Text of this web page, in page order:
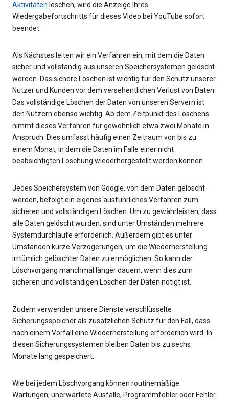
Aktivitäten löschen, wird die Anzeige Ihres
Wiedergabefortschritts für dieses Video bei YouTube sofort
beendet.
Als Nächstes leiten wir ein Verfahren ein, mit dem die Daten
sicher und vollständig aus unseren Speichersystemen gelöscht
werden. Das sichere Löschen ist wichtig für den Schutz unserer
Nutzer und Kunden vor dem versehentlichen Verlust von Daten.
Das vollständige Löschen der Daten von unseren Servern ist
den Nutzern ebenso wichtig. Ab dem Zeitpunkt des Löschens
nimmt dieses Verfahren für gewöhnlich etwa zwei Monate in
Anspruch. Dies umfasst häufig einen Zeitraum von bis zu
einem Monat, in dem die Daten im Falle einer nicht
beabsichtigten Löschung wiederhergestellt werden können.
Jedes Speichersystem von Google, von dem Daten gelöscht
werden, befolgt ein eigenes ausführliches Verfahren zum
sicheren und vollständigen Löschen. Um zu gewährleisten, dass
alle Daten gelöscht wurden, sind unter Umständen mehrere
Systemdurchläufe erforderlich. Außerdem gibt es unter
Umständen kurze Verzögerungen, um die Wiederherstellung
irrtümlich gelöschter Daten zu ermöglichen. So kann der
Löschvorgang manchmal länger dauern, wenn dies zum
sicheren und vollständigen Löschen der Daten nötigt ist.
Zudem verwenden unsere Dienste verschlüsselte
Sicherungsspeicher als zusätzlichen Schutz für den Fall, dass
nach einem Vorfall eine Wiederherstellung erforderlich wird. In
diesen Sicherungssystemen bleiben Daten bis zu sechs
Monate lang gespeichert.
Wie bei jedem Löschvorgang können routinemäßige
Wartungen, unerwartete Ausfälle, Programmfehler oder Fehler